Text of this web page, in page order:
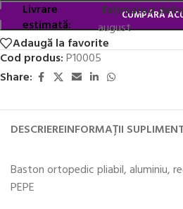
CUMPĂRĂ
Livrare
estimată:
Estimated
august
Adaugă la favorite
Cod produs:P10005
Share:
DESCRIEREINFORMAȚII
Baston ortopedic pliabil, aluminiu,
PEPE